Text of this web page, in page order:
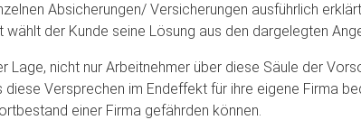
Absicherungen/ Versicherungen ausführlich
der Kunde seine Lösung aus den dargelegten
nicht nur Arbeitnehmer über diese Säule der
Versprechen im Endeffekt für ihre eigene Firma
einer Firma gefährden können.